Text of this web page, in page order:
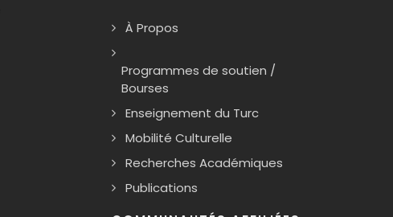
À Propos
Programmes de soutien /
Bourses
Enseignement du Turc
Mobilité Culturelle
Recherches Académiques
Publications